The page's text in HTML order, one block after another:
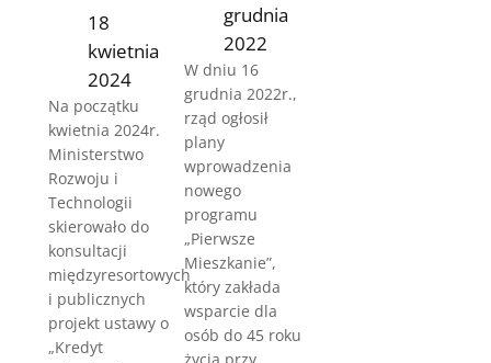
18
kwietnia
2024
Na początku
kwietnia 2024r.
Ministerstwo
Rozwoju i
Technologii
skierowało do
konsultacji
międzyresortowych
i publicznych
projekt ustawy o
„Kredyt
grudnia
2022
W dniu 16
grudnia 2022r.,
rząd ogłosił
plany
wprowadzenia
nowego
programu
„Pierwsze
Mieszkanie”,
który zakłada
wsparcie dla
osób do 45 roku